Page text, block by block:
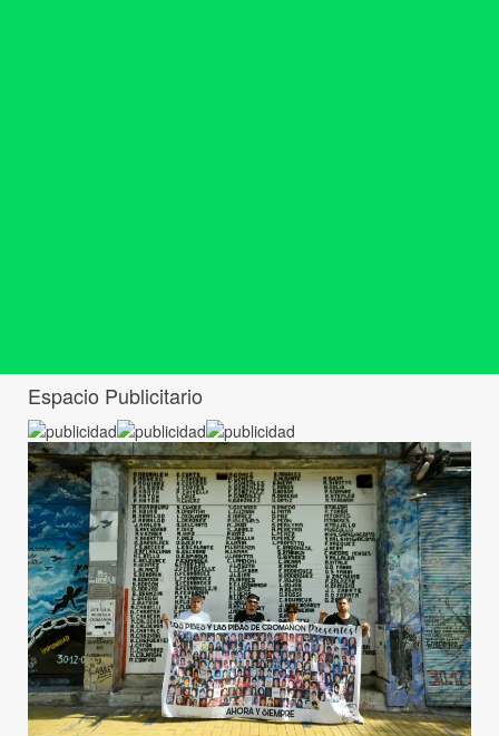
Espacio Publicitario